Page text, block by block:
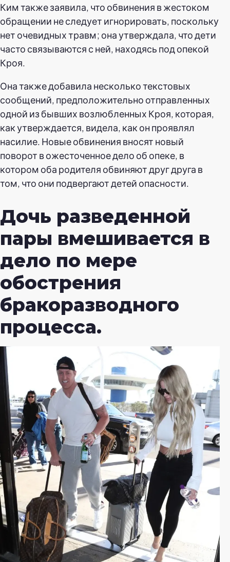
Ким также заявила, что обвинения в жестоком
обращении не следует игнорировать, поскольку
нет очевидных травм; она утверждала, что дети
часто связываются с ней, находясь под опекой
Кроя.
Она также добавила несколько текстовых
сообщений, предположительно отправленных
одной из бывших возлюбленных Кроя, которая,
как утверждается, видела, как он проявлял
насилие. Новые обвинения вносят новый
поворот в ожесточенное дело об опеке, в
котором оба родителя обвиняют друг друга в
том, что они подвергают детей опасности.
Дочь разведенной
пары вмешивается в
дело по мере
обострения
бракоразводного
процесса.